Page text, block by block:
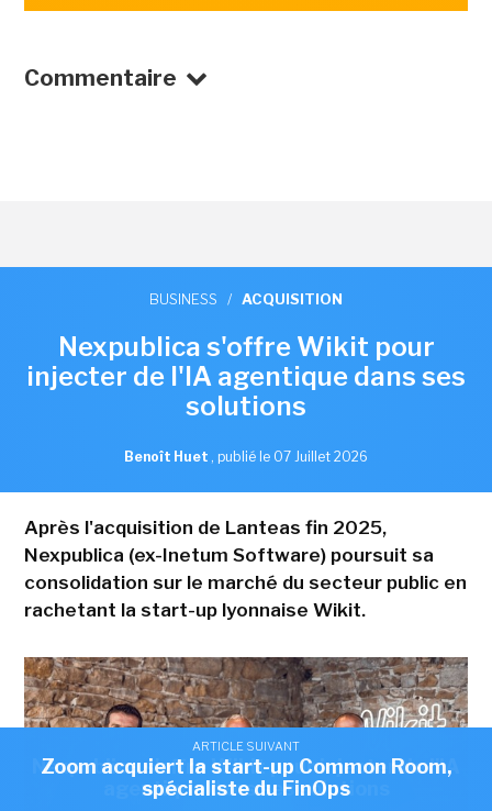
Commentaire
ARTICLE SUIVANT
Nexpublica s'offre Wikit pour injecter de l'IA
agentique dans ses solutions
BUSINESS / ACQUISITION
Nexpublica s'offre Wikit pour
injecter de l'IA agentique dans ses
solutions
Benoît Huet , publié le 07 Juillet 2026
Après l'acquisition de Lanteas fin 2025,
Nexpublica (ex-Inetum Software) poursuit sa
consolidation sur le marché du secteur public en
rachetant la start-up lyonnaise Wikit.
ARTICLE SUIVANT
Zoom acquiert la start-up Common Room,
spécialiste du FinOps